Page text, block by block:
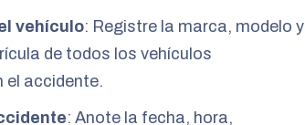
vehículo: Registre la marca, modelo y
de todos los vehículos
el accidente.
: Anote la fecha, hora,